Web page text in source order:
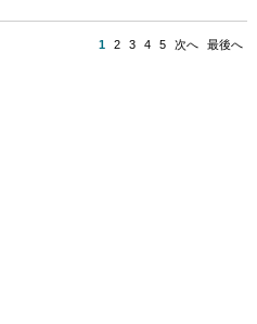
1 2 3 4 5 次へ 最後へ